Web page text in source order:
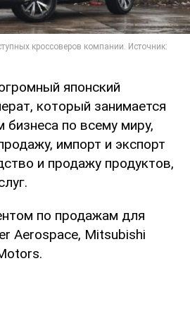
японский
который занимается
по всему миру,
импорт и экспорт
и продажу продуктов,
по продажам для
Aerospace, Mitsubishi